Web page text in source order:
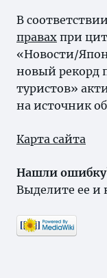
В
правах при
«Новости/
новый рекорд
туристов»
на источник
Карта сайта
Нашли
Выделите ее